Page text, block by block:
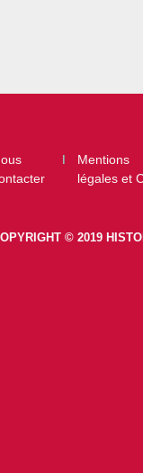
Mentions
légales et
© 2019